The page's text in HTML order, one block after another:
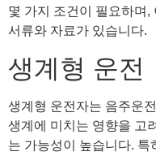
몇 가지 조건이 필요하며
서류와 자료가 있습니다.
생계형 운전
생계형 운전자는 음주운
생계에 미치는 영향을 고
는 가능성이 높습니다. 특